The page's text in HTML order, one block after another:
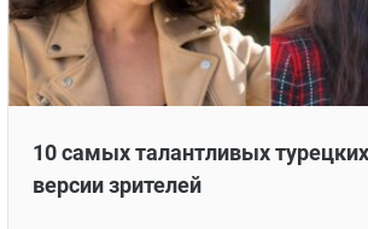
10 самых талантливых
версии зрителей